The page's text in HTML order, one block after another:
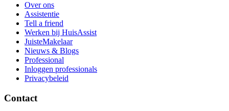
Over ons
Assistentie
Tell a friend
Werken bij HuisAssist
JuisteMakelaar
Nieuws & Blogs
Professional
Inloggen professionals
Privacybeleid
Contact